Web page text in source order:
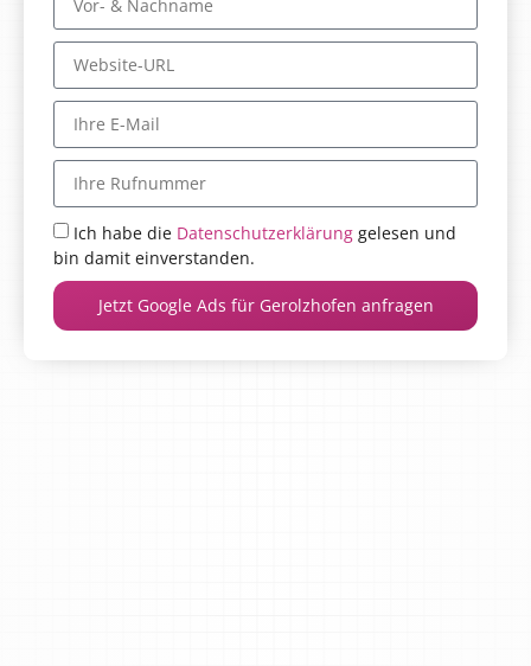
Ich habe die Datenschutzerklärung gelesen und
bin damit einverstanden.
Jetzt Google Ads für Gerolzhofen anfragen